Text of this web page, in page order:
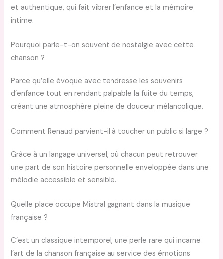
et authentique, qui fait vibrer l’enfance et la mémoire
intime.
Pourquoi parle-t-on souvent de nostalgie avec cette
chanson ?
Parce qu’elle évoque avec tendresse les souvenirs
d’enfance tout en rendant palpable la fuite du temps,
créant une atmosphère pleine de douceur mélancolique.
Comment Renaud parvient-il à toucher un public si large ?
Grâce à un langage universel, où chacun peut retrouver
une part de son histoire personnelle enveloppée dans une
mélodie accessible et sensible.
Quelle place occupe Mistral gagnant dans la musique
française ?
C’est un classique intemporel, une perle rare qui incarne
l’art de la chanson française au service des émotions